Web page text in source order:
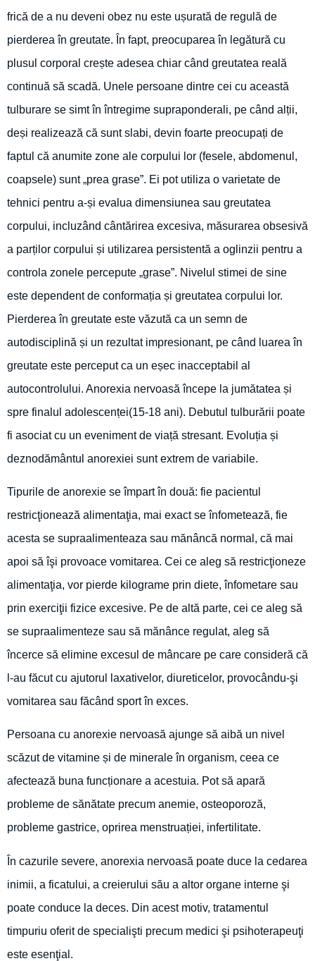
frică de a nu deveni obez nu este ușurată de regulă de
pierderea în greutate. În fapt, preocuparea în legătură cu
plusul corporal crește adesea chiar când greutatea reală
continuă să scadă. Unele persoane dintre cei cu această
tulburare se simt în întregime supraponderali, pe când alții,
deși realizează că sunt slabi, devin foarte preocupați de
faptul că anumite zone ale corpului lor (fesele, abdomenul,
coapsele) sunt „prea grase”. Ei pot utiliza o varietate de
tehnici pentru a-și evalua dimensiunea sau greutatea
corpului, incluzând cântărirea excesiva, măsurarea obsesivă
a parților corpului și utilizarea persistentă a oglinzii pentru a
controla zonele percepute „grase”. Nivelul stimei de sine
este dependent de conformația și greutatea corpului lor.
Pierderea în greutate este văzută ca un semn de
autodisciplină și un rezultat impresionant, pe când luarea în
greutate este perceput ca un eșec inacceptabil al
autocontrolului. Anorexia nervoasă începe la jumătatea și
spre finalul adolescenței(15-18 ani). Debutul tulburării poate
fi asociat cu un eveniment de viață stresant. Evoluția și
deznodământul anorexiei sunt extrem de variabile.
Tipurile de anorexie se împart în două: fie pacientul
restricţionează alimentaţia, mai exact se înfometează, fie
acesta se supraalimenteaza sau mănâncă normal, că mai
apoi să îşi provoace vomitarea. Cei ce aleg să restricţioneze
alimentaţia, vor pierde kilograme prin diete, înfometare sau
prin exerciţii fizice excesive. Pe de altă parte, cei ce aleg să
se supraalimenteze sau să mănânce regulat, aleg să
încerce să elimine excesul de mâncare pe care consideră că
l-au făcut cu ajutorul laxativelor, diureticelor, provocându-şi
vomitarea sau făcând sport în exces.
Persoana cu anorexie nervoasă ajunge să aibă un nivel
scăzut de vitamine și de minerale în organism, ceea ce
afectează buna funcționare a acestuia. Pot să apară
probleme de sănătate precum anemie, osteoporoză,
probleme gastrice, oprirea menstruației, infertilitate.
În cazurile severe, anorexia nervoasă poate duce la cedarea
inimii, a ficatului, a creierului său a altor organe interne şi
poate conduce la deces. Din acest motiv, tratamentul
timpuriu oferit de specialişti precum medici şi psihoterapeuţi
este esenţial.